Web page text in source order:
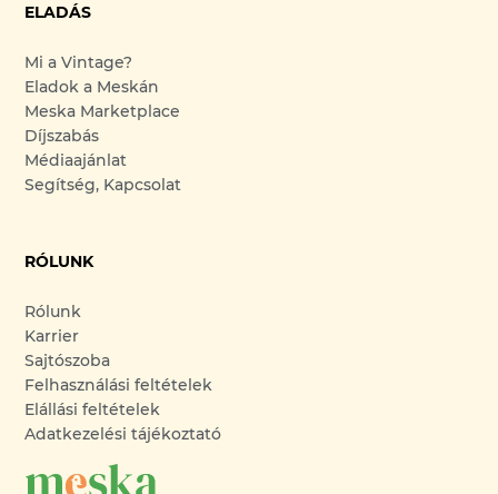
ELADÁS
Mi a Vintage?
Eladok a Meskán
Meska Marketplace
Díjszabás
Médiaajánlat
Segítség, Kapcsolat
RÓLUNK
Rólunk
Karrier
Sajtószoba
Felhasználási feltételek
Elállási feltételek
Adatkezelési tájékoztató